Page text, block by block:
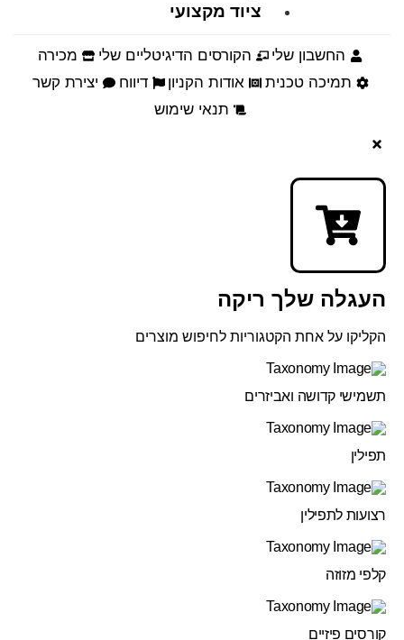
ציוד מקצועי
החשבון שלי הקורסים הדיגיטליים שלי
מכירה
תמיכה טכנית
אודות הקניון דיווח
יצירת קשר
תנאי שימוש
העגלה שלך ריקה
הקליקו על אחת הקטגוריות לחיפוש מוצרים
תשמישי קדושה ואביזרים
תפילין
רצועות לתפילין
קלפי מזוזה
קורסים פיזיים